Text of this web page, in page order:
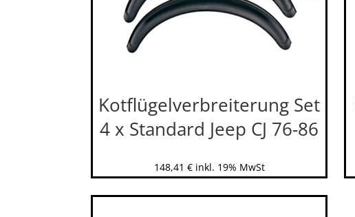
Kotflügelverbreiterung Set
4 x Standard Jeep CJ 76-86
148,41 € inkl. 19% MwSt